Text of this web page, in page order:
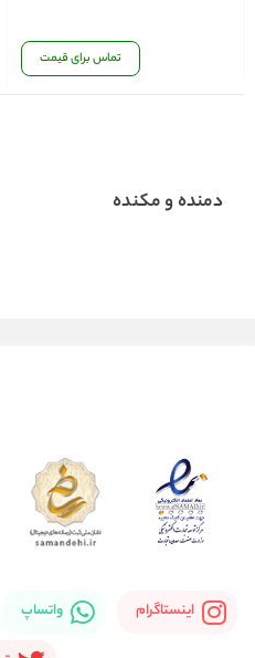
تماس برای قیمت
دمنده و مکنده
اینستاگرام واتساپ